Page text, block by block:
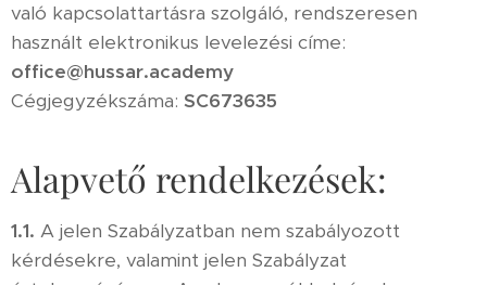
való kapcsolattartásra szolgáló, rendszeresen
használt elektronikus levelezési címe:
office@hussar.academy
Cégjegyzékszáma: SC673635
Alapvető rendelkezések:
1.1. A jelen Szabályzatban nem szabályozott
kérdésekre, valamint jelen Szabályzat